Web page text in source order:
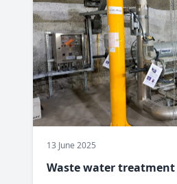
13 June 2025
Waste water